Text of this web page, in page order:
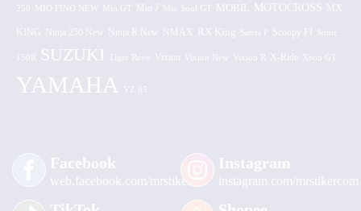
250 MIO FINO NEW Mio GT Mio J Mio Soul GT MOBIL MOTOCROSS MX
KING Ninja 250 New Ninja R New NMAX RX King Satria F Scoopy FI Sonic
150R SUZUKI Tiger Revo Vixion Vixion New Vixion R X-Ride Xeon GT
YAMAHA YZ 85
Facebook
web.facebook.com/mrstiker
Instagram
instagram.com/mrstikercom